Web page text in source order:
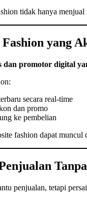
tidak hanya menjual
yang
dan promotor digital
secara real-time
dan promo
ke pembelian
fashion dapat
penjualan, tetapi